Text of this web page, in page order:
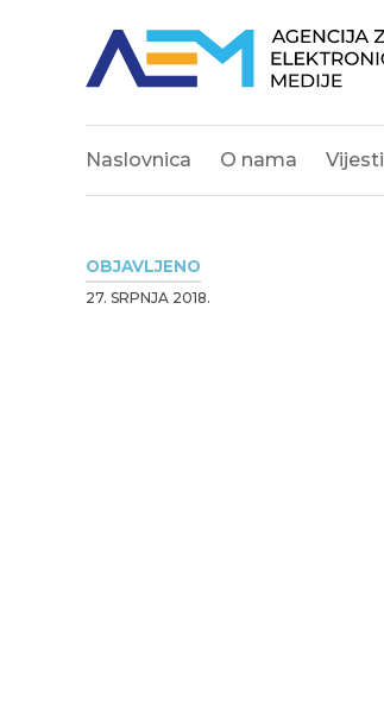
Naslovnica O nama Vijesti
OBJAVLJENO
27. SRPNJA 2018.